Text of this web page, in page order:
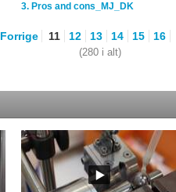
3. Pros and cons_MJ_DK
Forrige 11 12 13 14 15 16
(280 i alt)